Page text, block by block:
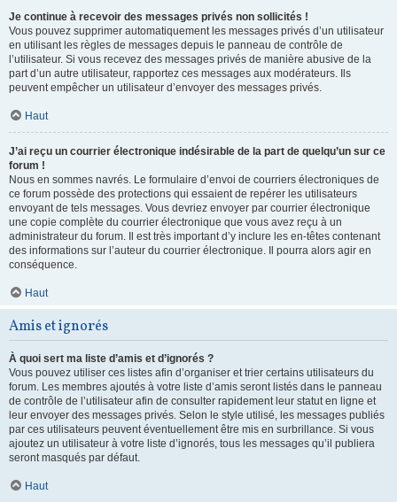
Je continue à recevoir des messages privés non sollicités !
Vous pouvez supprimer automatiquement les messages privés d’un utilisateur
en utilisant les règles de messages depuis le panneau de contrôle de
l’utilisateur. Si vous recevez des messages privés de manière abusive de la
part d’un autre utilisateur, rapportez ces messages aux modérateurs. Ils
peuvent empêcher un utilisateur d’envoyer des messages privés.
Haut
J’ai reçu un courrier électronique indésirable de la part de quelqu’un sur ce
forum !
Nous en sommes navrés. Le formulaire d’envoi de courriers électroniques de
ce forum possède des protections qui essaient de repérer les utilisateurs
envoyant de tels messages. Vous devriez envoyer par courrier électronique
une copie complète du courrier électronique que vous avez reçu à un
administrateur du forum. Il est très important d’y inclure les en-têtes contenant
des informations sur l’auteur du courrier électronique. Il pourra alors agir en
conséquence.
Haut
Amis et ignorés
À quoi sert ma liste d’amis et d’ignorés ?
Vous pouvez utiliser ces listes afin d’organiser et trier certains utilisateurs du
forum. Les membres ajoutés à votre liste d’amis seront listés dans le panneau
de contrôle de l’utilisateur afin de consulter rapidement leur statut en ligne et
leur envoyer des messages privés. Selon le style utilisé, les messages publiés
par ces utilisateurs peuvent éventuellement être mis en surbrillance. Si vous
ajoutez un utilisateur à votre liste d’ignorés, tous les messages qu’il publiera
seront masqués par défaut.
Haut